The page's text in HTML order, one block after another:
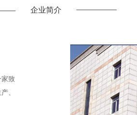
致
、
企业简介